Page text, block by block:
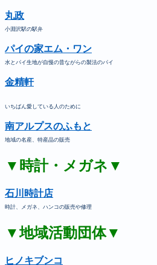
丸政
小淵沢駅の駅弁
パイの家エム・ワン
水とパイ生地が自慢の昔ながらの製法のパイ
金精軒
いちばん愛している人のために
南アルプスのふもと
地域の名産、特産品の販売
▼時計・メガネ▼
石川時計店
時計、メガネ、ハンコの販売や修理
▼地域活動団体▼
ヒノキブンコ